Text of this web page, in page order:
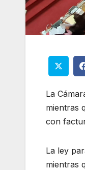
La
mientras
con
La ley
mientras